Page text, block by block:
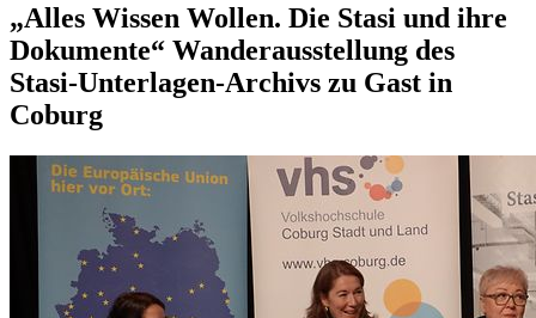
„Alles Wissen Wollen. Die Stasi und ihre
Dokumente“ Wanderausstellung des
Stasi-Unterlagen-Archivs zu Gast in
Coburg